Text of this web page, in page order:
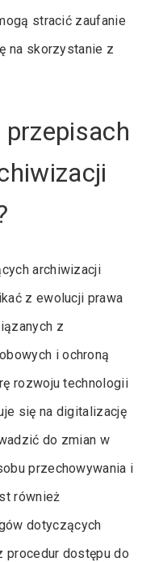
stracić zaufanie
na skorzystanie z
archiwizacji
z ewolucji prawa
z
i ochroną
rozwoju technologii
się na digitalizację
do zmian w
przechowywania i
również
dotyczących
dostępu do